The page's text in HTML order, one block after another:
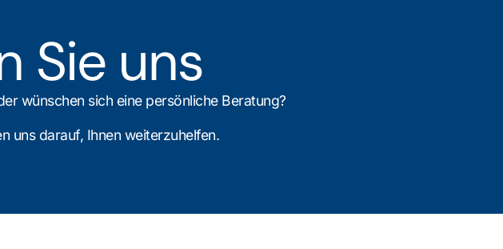
Sie uns
wünschen sich eine persönliche Beratung?
uns darauf, Ihnen weiterzuhelfen.